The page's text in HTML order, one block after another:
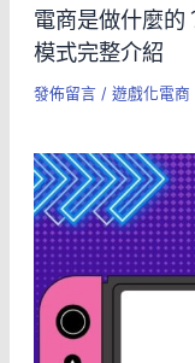
電商是做什麼的
模式完整介紹
發佈留言 / 遊戲化電商